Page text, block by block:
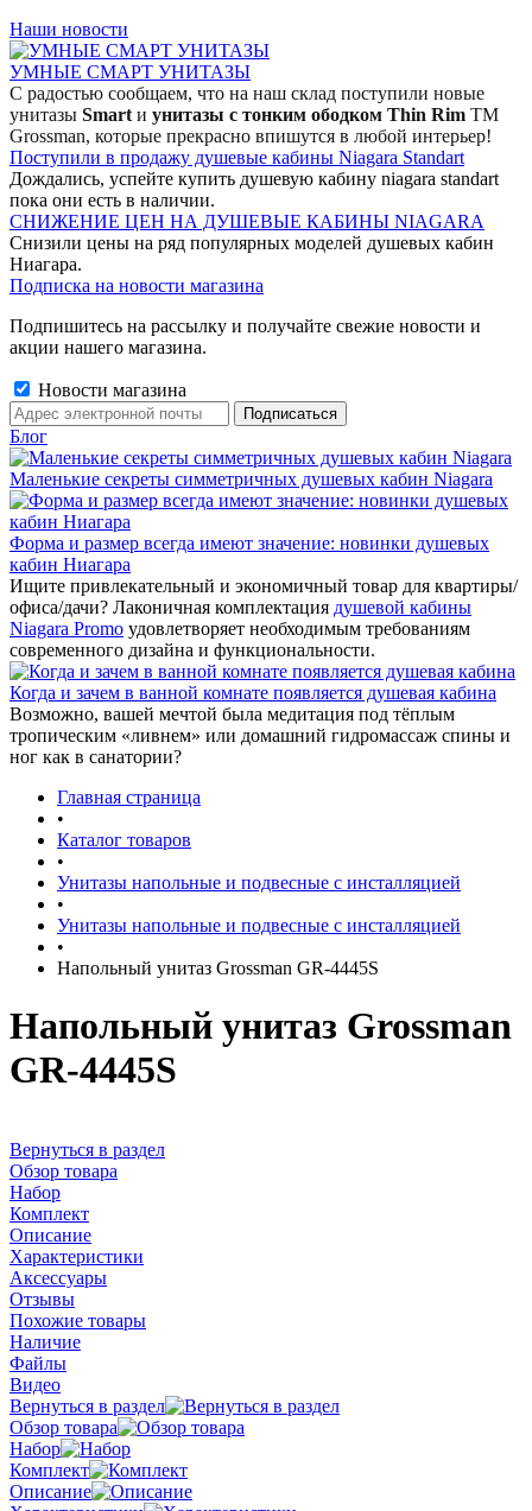
Наши новости
УМНЫЕ СМАРТ УНИТАЗЫ
С радостью сообщаем, что на наш склад поступили новые
унитазы Smart и унитазы с тонким ободком Thin Rim TM
Grossman, которые прекрасно впишутся в любой интерьер!
Поступили в продажу душевые кабины Niagara Standart
Дождались, успейте купить душевую кабину niagara standart
пока они есть в наличии.
СНИЖЕНИЕ ЦЕН НА ДУШЕВЫЕ КАБИНЫ NIAGARA
Снизили цены на ряд популярных моделей душевых кабин
Ниагара.
Подписка на новости магазина
Подпишитесь на рассылку и получайте свежие новости и
акции нашего магазина.
Новости магазина
Блог
Маленькие секреты симметричных душевых кабин Niagara
Форма и размер всегда имеют значение: новинки душевых
кабин Ниагара
Ищите привлекательный и экономичный товар для квартиры/
офиса/дачи? Лаконичная комплектация душевой кабины
Niagara Promo удовлетворяет необходимым требованиям
современного дизайна и функциональности.
Когда и зачем в ванной комнате появляется душевая кабина
Возможно, вашей мечтой была медитация под тёплым
тропическим «ливнем» или домашний гидромассаж спины и
ног как в санатории?
Главная страница
•
Каталог товаров
•
Унитазы напольные и подвесные с инсталляцией
•
Унитазы напольные и подвесные с инсталляцией
•
Напольный унитаз Grossman GR-4445S
Напольный унитаз Grossman
GR-4445S
Вернуться в раздел
Обзор товара
Набор
Комплект
Описание
Характеристики
Аксессуары
Отзывы
Похожие товары
Наличие
Файлы
Видео
Вернуться в раздел
Обзор товара
Набор
Комплект
Описание